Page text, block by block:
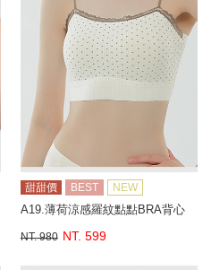
甜甜價 BEST NEW
A19.薄荷涼感羅紋點點BRA背心
NT. 980 NT. 599